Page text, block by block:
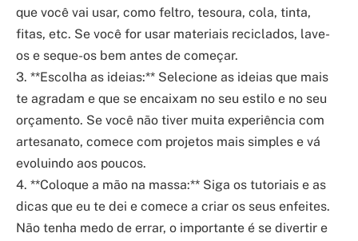
que você vai usar, como feltro, tesoura, cola, tinta,
fitas, etc. Se você for usar materiais reciclados, lave-
os e seque-os bem antes de começar.
3. **Escolha as ideias:** Selecione as ideias que mais
te agradam e que se encaixam no seu estilo e no seu
orçamento. Se você não tiver muita experiência com
artesanato, comece com projetos mais simples e vá
evoluindo aos poucos.
4. **Coloque a mão na massa:** Siga os tutoriais e as
dicas que eu te dei e comece a criar os seus enfeites.
Não tenha medo de errar, o importante é se divertir e